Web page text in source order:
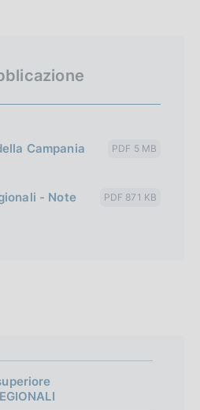
Campania PDF 5 MB
- Note
PDF 871 KB